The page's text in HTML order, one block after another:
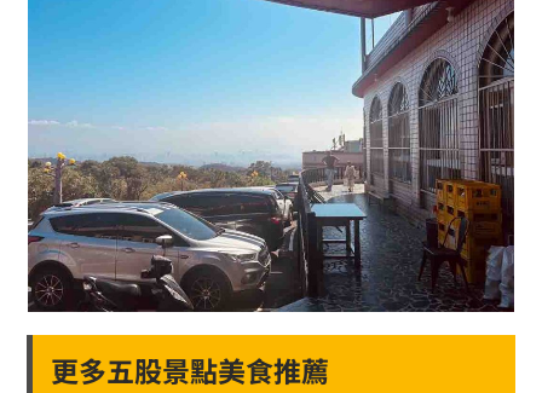
更多五股景點美食推薦